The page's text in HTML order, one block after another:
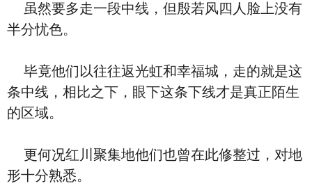
虽然要多走一段中线，但殷若风四人脸上没有
半分忧色。
毕竟他们以往往返光虹和幸福城，走的就是这
条中线，相比之下，眼下这条下线才是真正陌生
的区域。
更何况红川聚集地他们也曾在此修整过，对地
形十分熟悉。